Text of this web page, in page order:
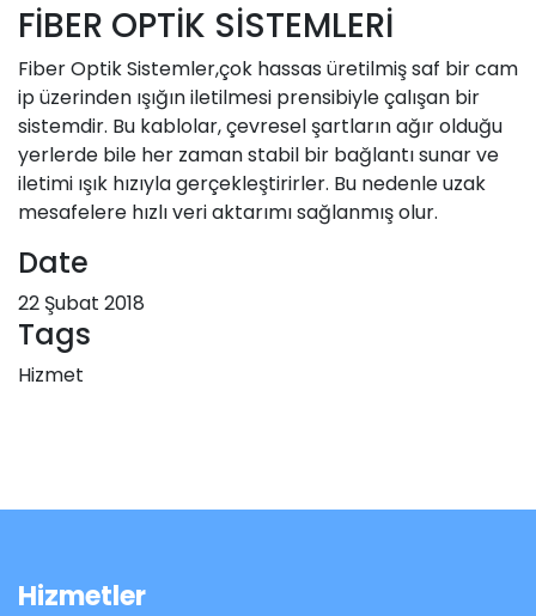
FİBER OPTİK SİSTEMLERİ
Fiber Optik Sistemler,çok hassas üretilmiş saf bir cam
ip üzerinden ışığın iletilmesi prensibiyle çalışan bir
sistemdir. Bu kablolar, çevresel şartların ağır olduğu
yerlerde bile her zaman stabil bir bağlantı sunar ve
iletimi ışık hızıyla gerçekleştirirler. Bu nedenle uzak
mesafelere hızlı veri aktarımı sağlanmış olur.
Date
22 Şubat 2018
Tags
Hizmet
Hizmetler